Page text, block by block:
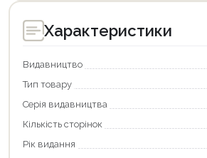
Характеристики
Видавництво
Тип товару
Серія видавництва
Кількість сторінок
Рік видання